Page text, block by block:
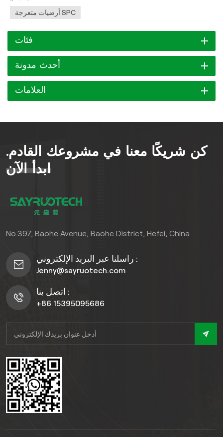
أرضيات متعرجة SPC
فئات
أحدث مدونة
العلامات
كن شريكًا معنا في مشروعك القادم.
ابدأ الآن
No.397, Baohe Avenue, Baohe District, Hefei, China
راسلنا عبر البريد الإلكتروني :
Jenny@sayruotech.com
اتصل بنا :
+86 15395095686